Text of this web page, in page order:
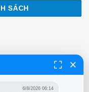
SÁCH
6/8/2026 06:14